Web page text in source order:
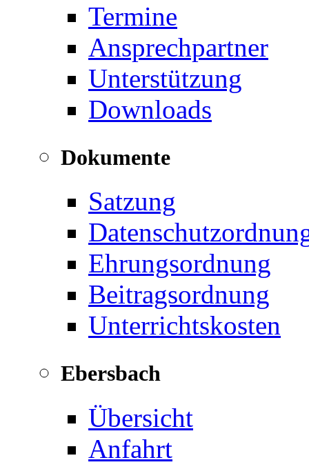
Termine
Ansprechpartner
Unterstützung
Downloads
Dokumente
Satzung
Ehrungsordnung
Beitragsordnung
Unterrichtskosten
Ebersbach
Übersicht
Anfahrt